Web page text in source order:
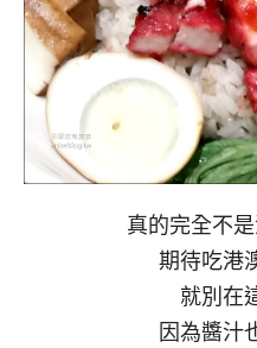
真的完全不
期待吃港
就別在
因為醬汁